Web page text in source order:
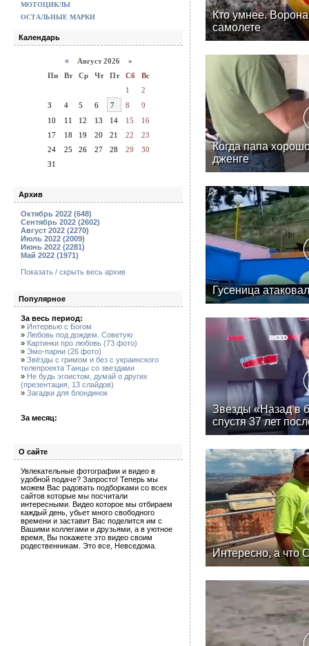
МОТОЦИКЛЫ
ОСТАЛЬНЫЕ МАРКИ
Календарь
« Август 2026 »
Пн
Вт Ср Чт Пт Сб
Вс
1
2
3
4 5 6 7 8
9
10
11 12 13 14 15
16
17
18 19 20 21 22
23
24
25 26 27 28 29
30
31
Архив
Октябрь 2022 (648)
Сентябрь 2022 (2602)
Август 2022 (2270)
Июль 2022 (2009)
Июнь 2022 (2281)
Май 2022 (1971)
Показать / скрыть весь архив
Популярное
За весь период:
» Интервью с Богом
» Любовь под дождем. Советую
» Картинки про любовь (73 фото)
» Эмо-парни (26 фото)
» Звёзды с гримом и без с украинского
телепроекта Танцы со звездами
» Не будь эгоистом, думай о других
(презентация, 13 слайдов)
» Загадки для блондинок
За месяц:
О сайте
Увлекательные фотографии и видео в
удобной подаче? Запросто! Теперь мы
можем Вас радовать подборками со всех
сайтов которые мы посчитали
интересными. Видео которое мы отбираем
каждый день, убьет много свободного
времени и заставит Вас поделится им с
Вашими коллегами и друзьями, а в уютное
время, Вы покажете это видео своим
родественникам. Это все, Невседома.
Кто умнее.
самолете
Когда папа
дженге
Гусеница
Звезды «Назад в
спустя 37 лет
Интересно, а что